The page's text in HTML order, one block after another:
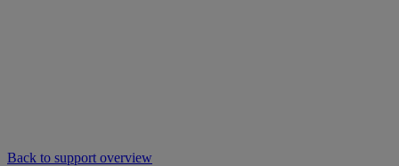
Back to support overview